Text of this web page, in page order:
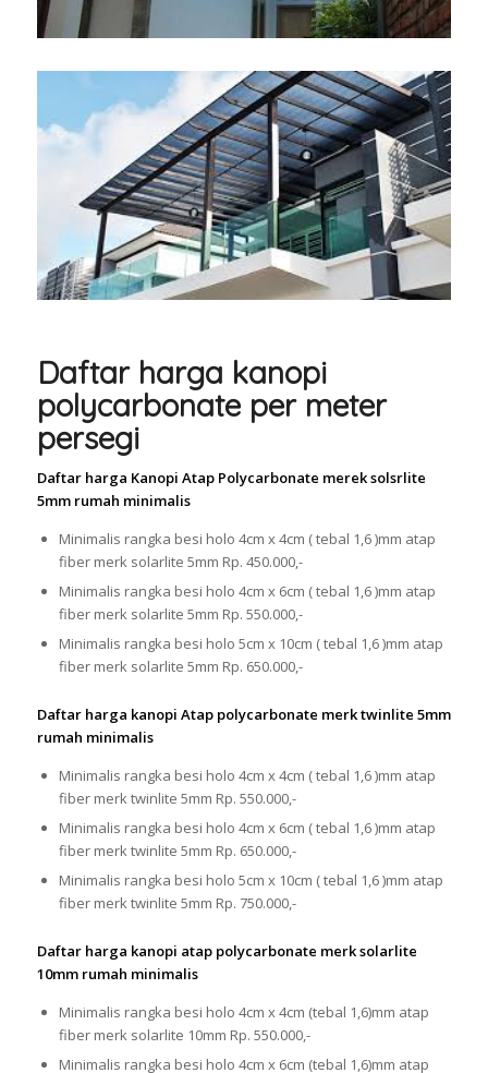
Daftar harga kanopi
polycarbonate per meter
persegi
Daftar harga Kanopi Atap Polycarbonate merek solsrlite
5mm rumah minimalis
Minimalis rangka besi holo 4cm x 4cm ( tebal 1,6 )mm atap
fiber merk solarlite 5mm Rp. 450.000,-
Minimalis rangka besi holo 4cm x 6cm ( tebal 1,6 )mm atap
fiber merk solarlite 5mm Rp. 550.000,-
Minimalis rangka besi holo 5cm x 10cm ( tebal 1,6 )mm atap
fiber merk solarlite 5mm Rp. 650.000,-
Daftar harga kanopi Atap polycarbonate merk twinlite 5mm
rumah minimalis
Minimalis rangka besi holo 4cm x 4cm ( tebal 1,6 )mm atap
fiber merk twinlite 5mm Rp. 550.000,-
Minimalis rangka besi holo 4cm x 6cm ( tebal 1,6 )mm atap
fiber merk twinlite 5mm Rp. 650.000,-
Minimalis rangka besi holo 5cm x 10cm ( tebal 1,6 )mm atap
fiber merk twinlite 5mm Rp. 750.000,-
Daftar harga kanopi atap polycarbonate merk solarlite
10mm rumah minimalis
Minimalis rangka besi holo 4cm x 4cm (tebal 1,6)mm atap
fiber merk solarlite 10mm Rp. 550.000,-
Minimalis rangka besi holo 4cm x 6cm (tebal 1,6)mm atap